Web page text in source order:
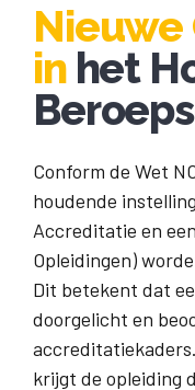
Nieuwe
in het
Conform de Wet
houdende
Accreditatie en
Opleidingen)
Dit betekent dat
doorgelicht en
krijgt de opleiding